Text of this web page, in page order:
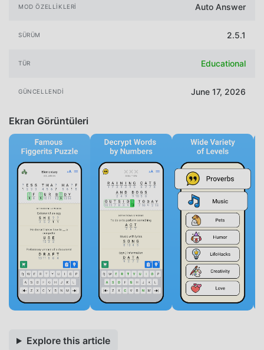
MOD ÖZELLIKLERI Auto Answer
SÜRÜM 2.5.1
TÜR Educational
GÜNCELLENDI June 17, 2026
Ekran Görüntüleri
Explore this article